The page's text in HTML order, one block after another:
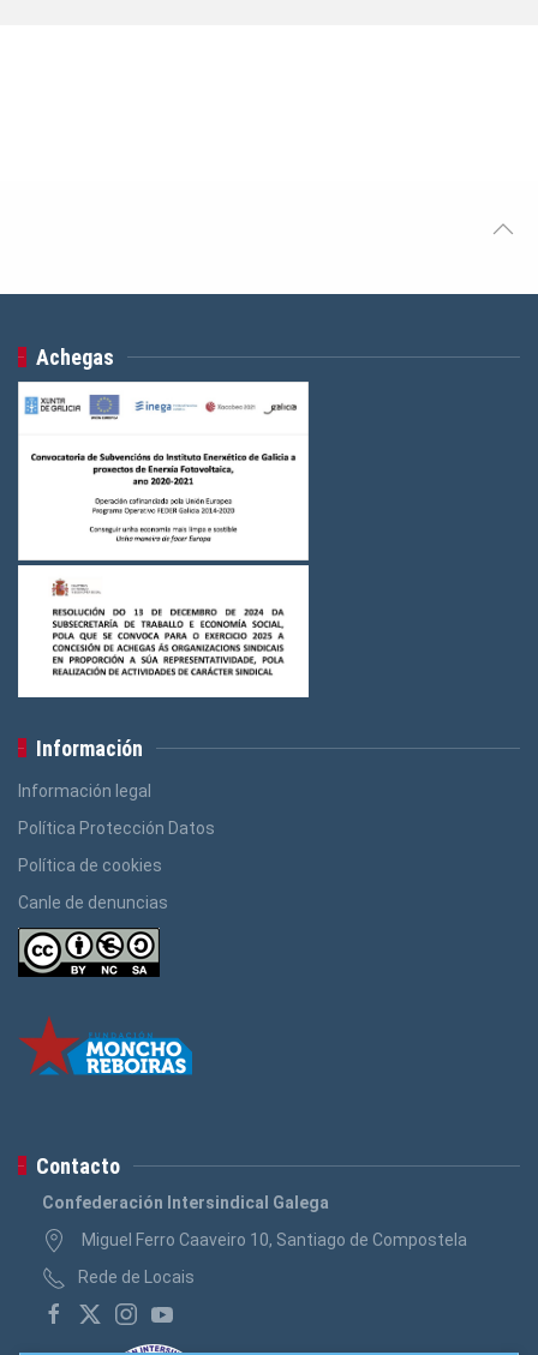
Achegas
Información
Información legal
Política Protección Datos
Política de cookies
Canle de denuncias
Contacto
Confederación Intersindical Galega
Miguel Ferro Caaveiro 10, Santiago de Compostela
Rede de Locais